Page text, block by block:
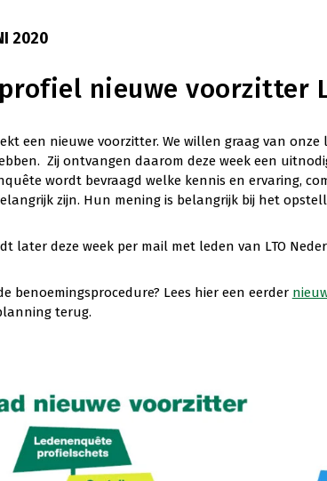
2020
nieuwe voorzitter
een nieuwe voorzitter. We willen graag van
Zij ontvangen daarom deze week een
wordt bevraagd welke kennis en ervaring,
zijn. Hun mening is belangrijk bij het
later deze week per mail met leden van LTO
benoemingsprocedure? Lees hier een eerder
terug.